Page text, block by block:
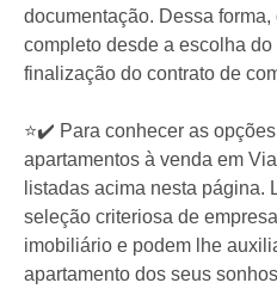
documentação. Dessa
completo desde a escolha do
finalização do contrato de
⭐✔️ Para conhecer as
apartamentos à venda em
listadas acima nesta página.
seleção criteriosa de
imobiliário e podem lhe
apartamento dos seus